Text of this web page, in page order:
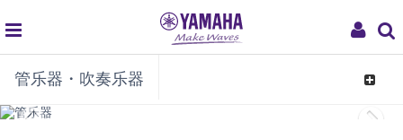
My
global
navigation
管乐器・吹奏乐器
Toggle